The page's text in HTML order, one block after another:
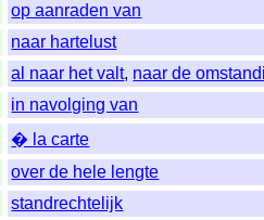
op aanraden van
naar hartelust
al naar het valt, naar de
in navolging van
� la carte
over de hele lengte
standrechtelijk